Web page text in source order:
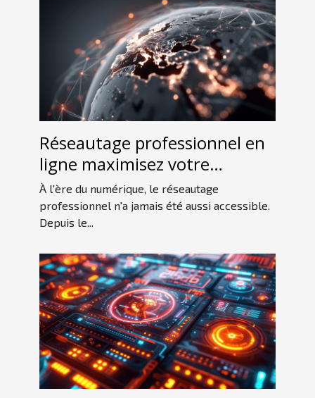
Réseautage professionnel en
ligne maximisez votre
visibilité sans quitter votre
domicile
À l'ère du numérique, le réseautage
professionnel n'a jamais été aussi accessible.
Depuis le...